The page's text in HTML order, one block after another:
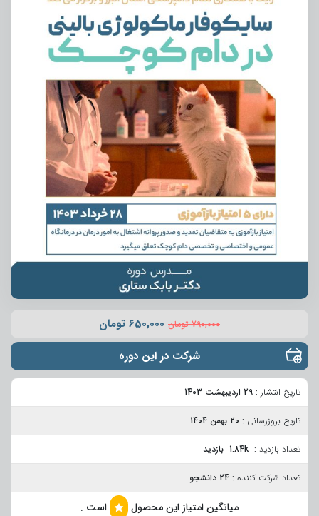
790,000 تومان 650,000 تومان
شرکت در این دوره
تاریخ انتشار : 29 اردیبهشت 1403
تاریخ بروزرسانی : 20 بهمن 1404
تعداد بازدید :
تعداد شرکت کننده : 24 دانشجو
میانگین امتیاز این محصول است .